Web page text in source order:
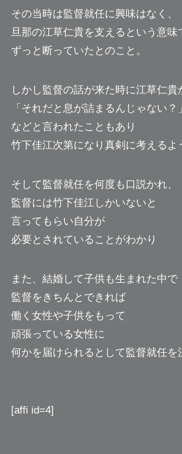
その当時は監督就任に興味はなく、
旦那の江草仁貴を支えるという意味
ずっと断っていたとのこと。
しかし監督の話が来た時に江草仁貴
「それだと息が詰まるんじゃない？」
などと言われたこともあり
竹下佳江次第になり真剣に考えるよ
そして監督就任を何度も口説かれ、
監督には竹下佳江しかいないと
言ってもらい自分が
必要とされていることがわかり
また、結婚して子供も生まれた中で
監督をきちんとできれば
働く女性や子供をもって
頑張っている女性に
何かを届けられるとして監督就任を
[affi id=4]